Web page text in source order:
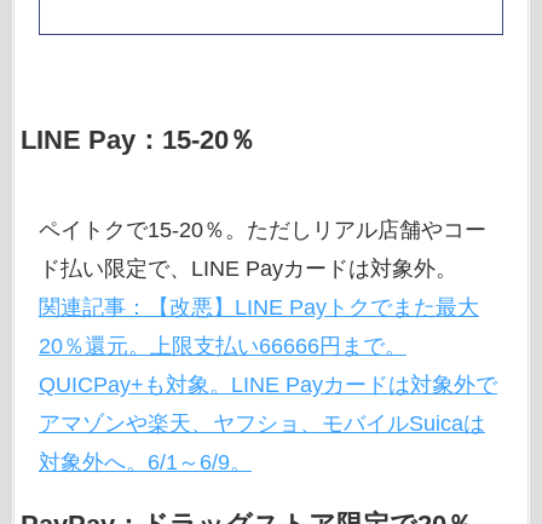
LINE Pay：15-20％
ペイトクで15-20％。ただしリアル店舗やコー
ド払い限定で、LINE Payカードは対象外。
関連記事：【改悪】LINE Payトクでまた最大
20％還元。上限支払い66666円まで。
QUICPay+も対象。LINE Payカードは対象外で
アマゾンや楽天、ヤフショ、モバイルSuicaは
対象外へ。6/1～6/9。